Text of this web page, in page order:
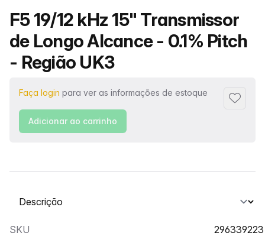
Nome do produto
F5 19/12 kHz 15" Transmissor
de Longo Alcance - 0.1% Pitch
- Região UK3
Faça login para ver as informações de estoque
Adicionar ao carrinho
Selecione uma guia
SKU
296339223